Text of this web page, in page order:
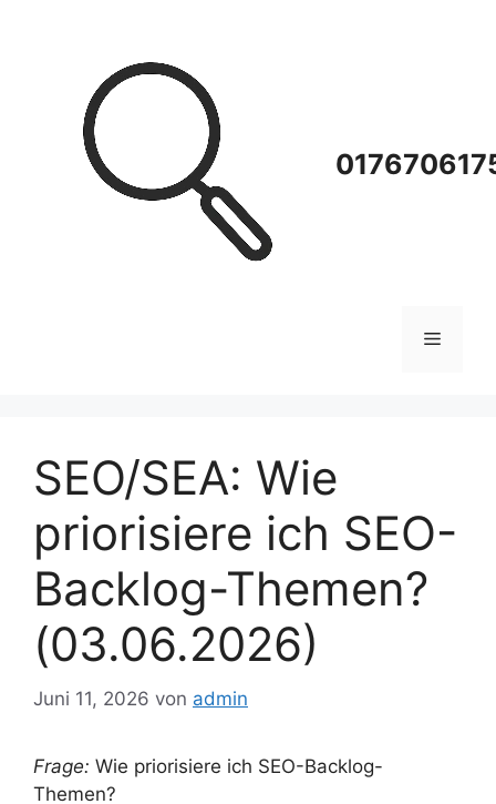
Menü
SEO/SEA: Wie
priorisiere ich SEO-
Backlog-Themen?
(03.06.2026)
Juni 11, 2026 von admin
Frage: Wie priorisiere ich SEO-Backlog-
Themen?